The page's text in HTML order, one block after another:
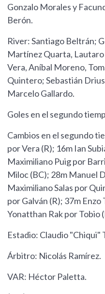
Gonzalo Morales y
Berón.
River: Santiago Beltrán;
Martínez Quarta,
Vera, Aníbal Moreno,
Quintero; Sebastián
Marcelo Gallardo.
Goles en el segundo
Cambios en el segundo
por Vera (R); 16m Ian
Maximiliano Puig por
Miloc (BC); 28m Manuel
Maximiliano Salas por
por Galván (R); 37m
Yonatthan Rak por Tobio
Estadio: Claudio "Chiqui"
Árbitro: Nicolás Ramírez.
VAR: Héctor Paletta.